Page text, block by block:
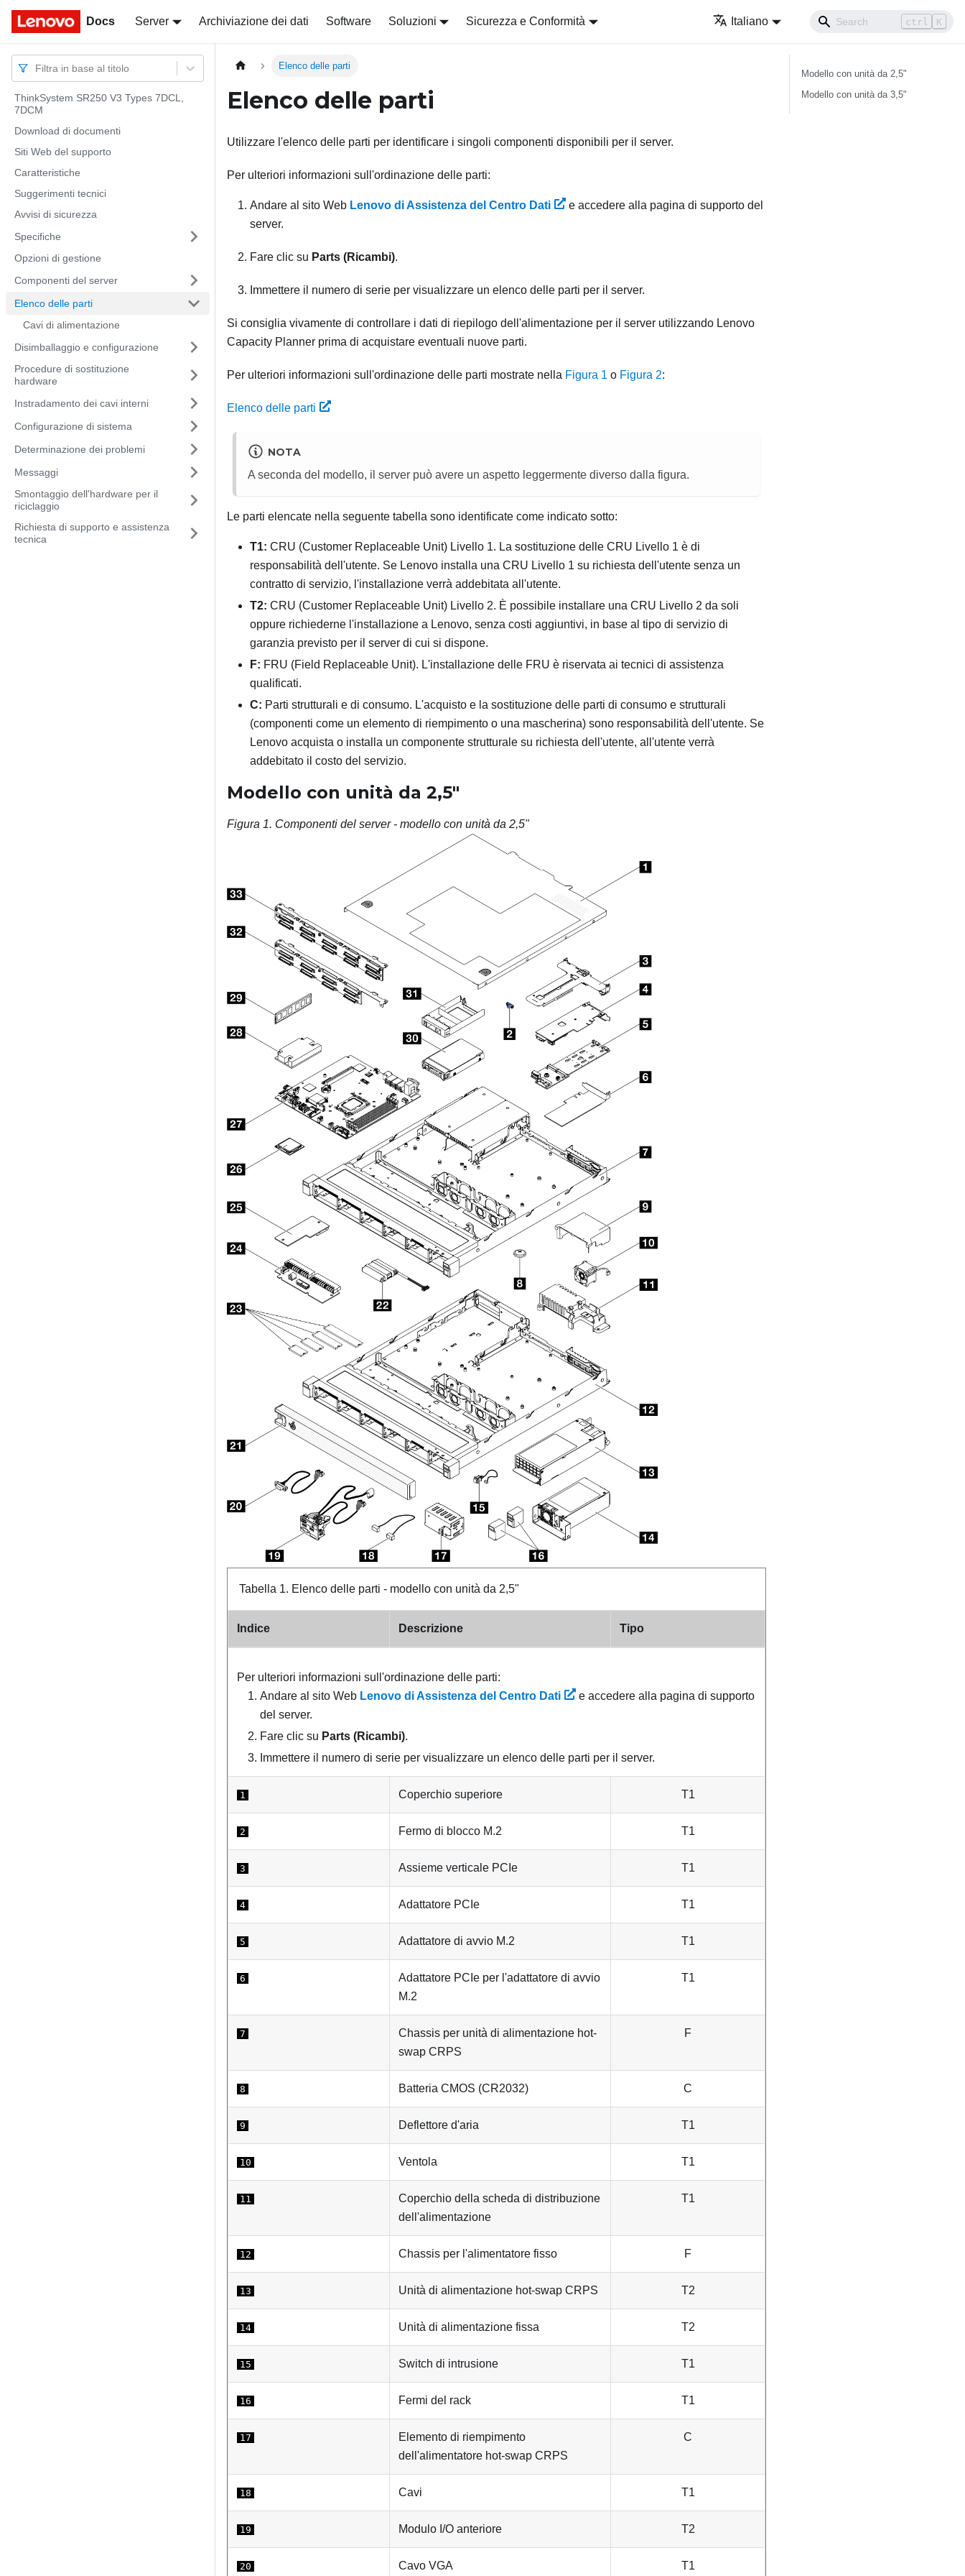
Docs Server Archiviazione dei dati Software Soluzioni Sicurezza e Conformità Italiano ctrl K
Docs
Filtra in base al titolo
ThinkSystem SR250 V3 Types 7DCL,
7DCM
Download di documenti
Siti Web del supporto
Caratteristiche
Suggerimenti tecnici
Avvisi di sicurezza
Specifiche
Opzioni di gestione
Componenti del server
Elenco delle parti
Cavi di alimentazione
Disimballaggio e configurazione
Procedure di sostituzione
hardware
Instradamento dei cavi interni
Configurazione di sistema
Determinazione dei problemi
Messaggi
Smontaggio dell'hardware per il
riciclaggio
Richiesta di supporto e assistenza
tecnica
Elenco delle parti
Elenco delle parti
Utilizzare l'elenco delle parti per identificare i singoli componenti disponibili per il server.
Per ulteriori informazioni sull'ordinazione delle parti:
Andare al sito Web Lenovo di Assistenza del Centro Dati
e accedere alla pagina di supporto del
server.
Fare clic su Parts (Ricambi).
Immettere il numero di serie per visualizzare un elenco delle parti per il server.
Si consiglia vivamente di controllare i dati di riepilogo dell'alimentazione per il server utilizzando Lenovo
Capacity Planner prima di acquistare eventuali nuove parti.
Per ulteriori informazioni sull'ordinazione delle parti mostrate nella Figura 1 o Figura 2:
Elenco delle parti
NOTA
A seconda del modello, il server può avere un aspetto leggermente diverso dalla figura.
Le parti elencate nella seguente tabella sono identificate come indicato sotto:
T1: CRU (Customer Replaceable Unit) Livello 1. La sostituzione delle CRU Livello 1 è di
responsabilità dell'utente. Se Lenovo installa una CRU Livello 1 su richiesta dell'utente senza un
contratto di servizio, l'installazione verrà addebitata all'utente.
T2: CRU (Customer Replaceable Unit) Livello 2. È possibile installare una CRU Livello 2 da soli
oppure richiederne l'installazione a Lenovo, senza costi aggiuntivi, in base al tipo di servizio di
garanzia previsto per il server di cui si dispone.
F: FRU (Field Replaceable Unit). L'installazione delle FRU è riservata ai tecnici di assistenza
qualificati.
C: Parti strutturali e di consumo. L'acquisto e la sostituzione delle parti di consumo e strutturali
(componenti come un elemento di riempimento o una mascherina) sono responsabilità dell'utente. Se
Lenovo acquista o installa un componente strutturale su richiesta dell'utente, all'utente verrà
addebitato il costo del servizio.
Modello con unità da 2,5"
Figura 1. Componenti del server - modello con unità da 2,5"
Tabella 1. Elenco delle parti - modello con unità da 2,5"
Indice Descrizione Tipo
Per ulteriori informazioni sull'ordinazione delle parti:
Andare al sito Web Lenovo di Assistenza del Centro Dati
e accedere alla pagina di supporto
del server.
Fare clic su Parts (Ricambi).
Immettere il numero di serie per visualizzare un elenco delle parti per il server.
1 Coperchio superiore T1
2 Fermo di blocco M.2 T1
3 Assieme verticale PCIe T1
4 Adattatore PCIe T1
5 Adattatore di avvio M.2 T1
6
Adattatore PCIe per l'adattatore di avvio
M.2
T1
7
Chassis per unità di alimentazione hot-
swap CRPS
F
8 Batteria CMOS (CR2032) C
9 Deflettore d'aria T1
10 Ventola T1
11
Coperchio della scheda di distribuzione
dell'alimentazione
T1
12 Chassis per l'alimentatore fisso F
13 Unità di alimentazione hot-swap CRPS T2
14 Unità di alimentazione fissa T2
15 Switch di intrusione T1
16 Fermi del rack T1
17
Elemento di riempimento
dell'alimentatore hot-swap CRPS
C
18 Cavi T1
19 Modulo I/O anteriore T2
20 Cavo VGA T1
Modello con unità da 2,5"
Modello con unità da 3,5"